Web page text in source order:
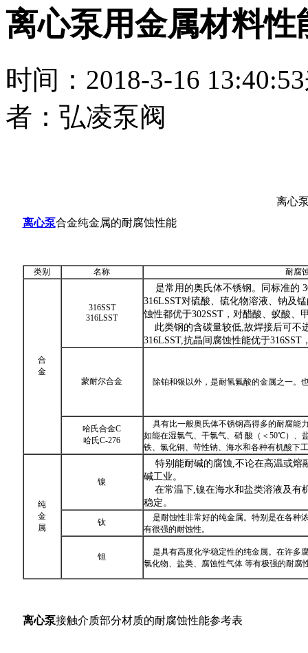
离心泵用金属材料性
时间： 2018-3-16 13:40:53
者： 弘凌泵阀
离心
离心泵合金纯金属的耐腐蚀性能
类别 名称 耐腐
合
金
316SST
316LSST
是常用的奥氏体不锈钢。同标准的
316LSST对硫酸、硫化物溶液、钠及
蚀性都优于302SST，对醋酸、蚁酸、
此类钢的含碳量较低,故焊接后可不
316LSST,抗晶间腐蚀性能优于316SST
蒙耐尔合金 除铂和银以外，是耐氢氟酸的金属之一。
哈氏合金C
哈氏C-276
具有比一般奥氏体不锈钢高得多的耐腐能
如能在湿氯气、干氯气、硝 酸（＜50℃）、
铁、氯化铜、苛性钠、海水和各种有机酸下
纯
金
属
镍
特别能耐碱的腐蚀,不论在高温或熔
碱工业。
在常温下,镍在海水和盐类溶液及有
稳定。
钛
是耐蚀性非常好的纯金属。特别是在各种
有很强的耐蚀性。
钽
是具有高度化学稳定性的纯金属。在许多
氯化物、盐类、腐蚀性气体 等有极强的耐腐
离心泵接触介质部分材质的耐腐蚀性能参考表